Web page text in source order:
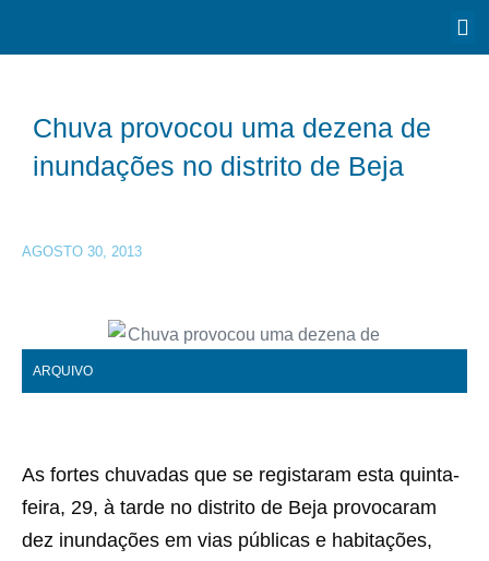
Chuva provocou uma dezena de
inundações no distrito de Beja
AGOSTO 30, 2013
ARQUIVO
As fortes chuvadas que se registaram esta quinta-
feira, 29, à tarde no distrito de Beja provocaram
dez inundações em vias públicas e habitações,